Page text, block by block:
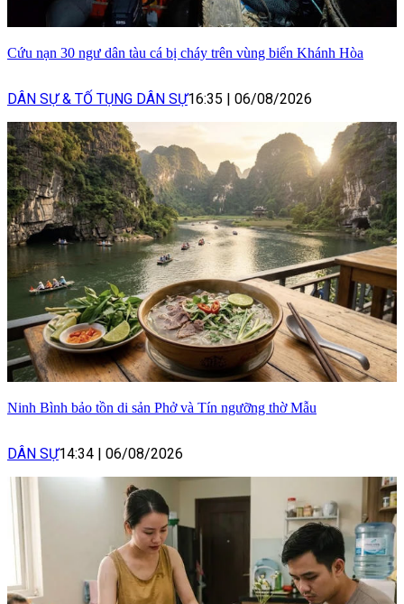
Cứu nạn 30 ngư dân tàu cá bị cháy trên vùng biển Khánh Hòa
DÂN SỰ & TỐ TỤNG DÂN SỰ16:35 | 06/08/2026
Ninh Bình bảo tồn di sản Phở và Tín ngưỡng thờ Mẫu
DÂN SỰ14:34 | 06/08/2026